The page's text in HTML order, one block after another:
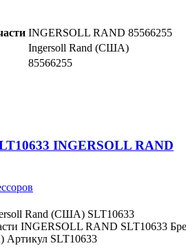
INGERSOLL RAND 85566255
Ingersoll Rand (США)
85566255
INGERSOLL RAND
Rand (США) SLT10633
INGERSOLL RAND SLT10633
SLT10633